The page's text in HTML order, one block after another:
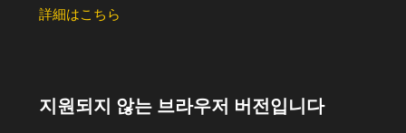
詳細はこちら
지원되지 않는 브라우저 버전입니다